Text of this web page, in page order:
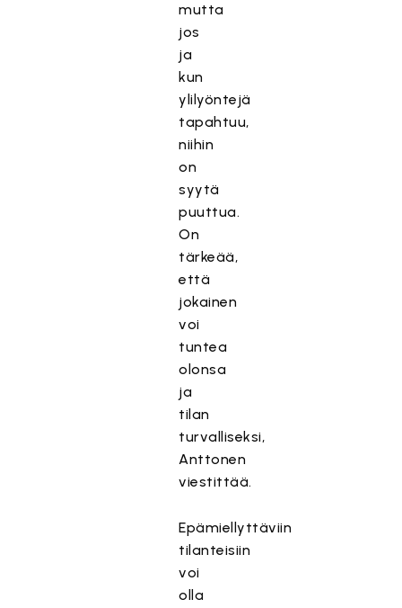
mutta
jos
ja
kun
ylilyöntejä
tapahtuu,
niihin
on
syytä
puuttua.
On
tärkeää,
että
jokainen
voi
tuntea
olonsa
ja
tilan
turvalliseksi,
Anttonen
viestittää.
Epämiellyttäviin
tilanteisiin
voi
olla